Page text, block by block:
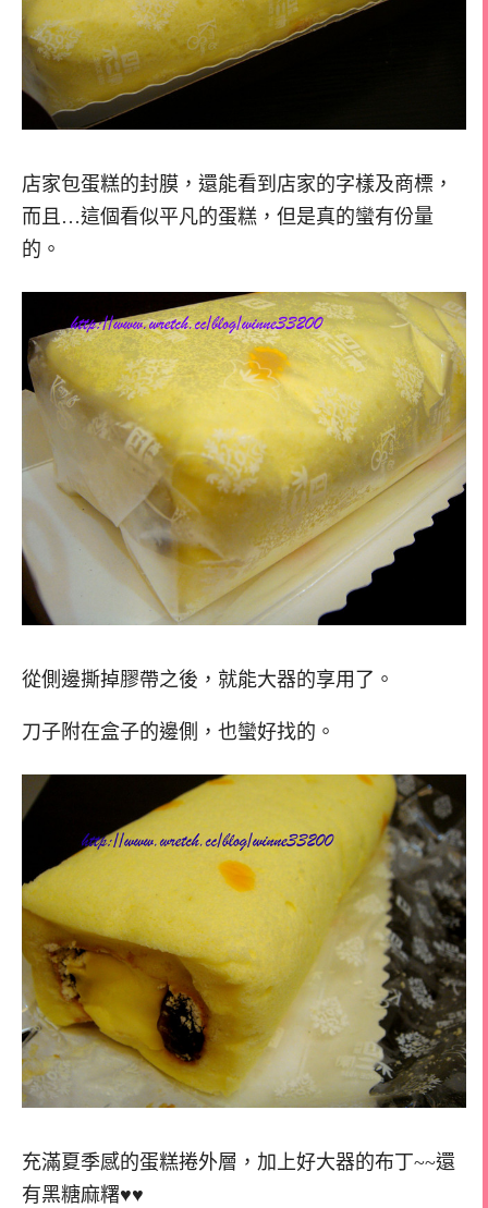
店家包蛋糕的封膜，還能看到店家的字樣及商標，
而且…這個看似平凡的蛋糕，但是真的蠻有份量
的。
從側邊撕掉膠帶之後，就能大器的享用了。
刀子附在盒子的邊側，也蠻好找的。
充滿夏季感的蛋糕捲外層，加上好大器的布丁~~還
有黑糖麻糬♥♥